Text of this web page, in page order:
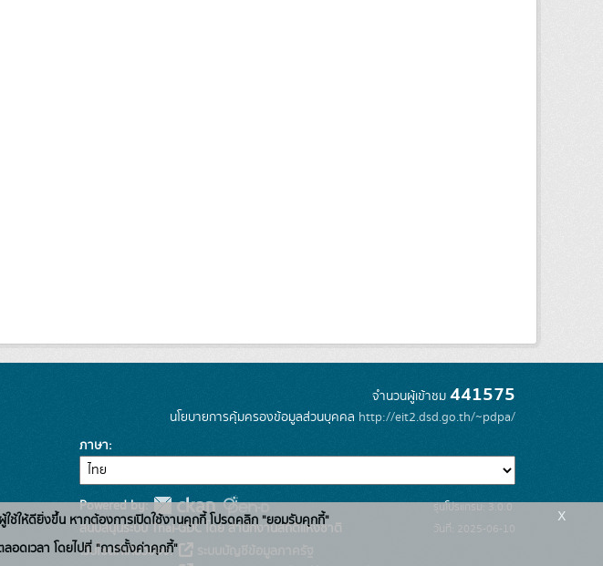
จำนวนผู้เข้าชม 441575
นโยบายการคุ้มครองข้อมูลส่วนบุคคล http://eit2.dsd.go.th/~pdpa/
ภาษา
Powered by:
สนับสนุนระบบ Thai-GDC โดย สำนักงานสถิติแห่งชาติ
เว็บไซต์ที่เกี่ยวข้อง:
รุ่นโปรแกรม: 3.0.0
วันที่: 2025-06-10
ช้ให้ดียิ่งขึ้น หากต้องการเปิดใช้งานคุกกี้ โปรดคลิก "ยอมรับคุกกี้"
ดเวลา โดยไปที่ "การตั้งค่าคุกกี้"
x